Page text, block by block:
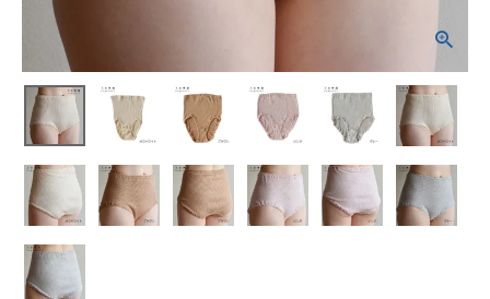
カテゴリーから探す
美容・コスメ・香水
衛生用品
日用品雑貨
フェムケア
インナー・下着・ナイトウェア